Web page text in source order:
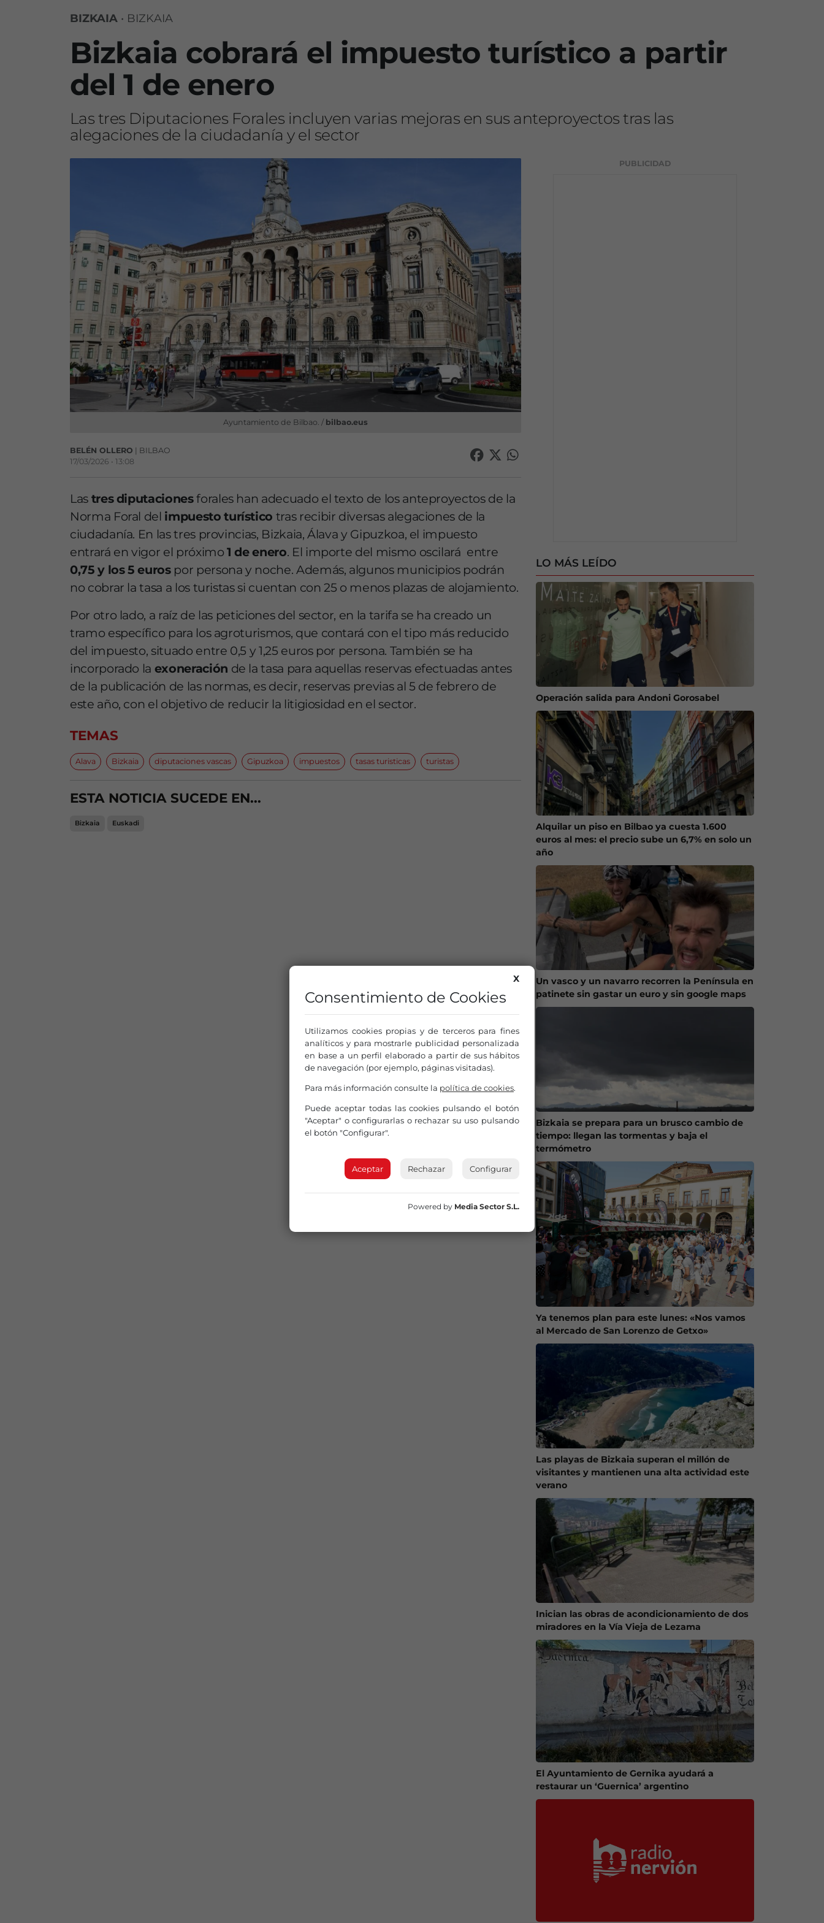
BIZKAIA • BIZKAIA
Bizkaia cobrará el impuesto turístico a partir
del 1 de enero
Las tres Diputaciones Forales incluyen varias mejoras en sus anteproyectos tras las
alegaciones de la ciudadanía y el sector
Ayuntamiento de Bilbao. / bilbao.eus
BELÉN OLLERO | BILBAO
17/03/2026 • 13:08
Las tres diputacionesforales han adecuado el texto de los anteproyectos de la
Norma Foral del impuesto turístico tras recibir diversas alegaciones de la
ciudadanía. En las tres provincias, Bizkaia, Álava y Gipuzkoa, el impuesto
entrará en vigor el próximo1 de enero. El importe del mismo oscilará entre
0,75 y los 5 eurospor persona y noche. Además, algunos municipios podrán
no cobrar la tasa a los turistas si cuentan con 25 o menos plazas de alojamiento.
Por otro lado, a raíz de las peticiones del sector, en la tarifa se ha creado un
tramo específico para los agroturismos, que contará con el tipo más reducido
del impuesto, situado entre 0,5 y 1,25 euros por persona. También se ha
incorporado la exoneración de la tasa para aquellas reservas efectuadas antes
de la publicación de las normas, es decir, reservas previas al 5 de febrero de
este año, con el objetivo de reducir la litigiosidad en el sector.
TEMAS
Alava Bizkaia diputaciones vascas Gipuzkoa impuestos tasas turisticas turistas
ESTA NOTICIA SUCEDE EN...
Bizkaia Euskadi
PUBLICIDAD
LO MÁS LEÍDO
Operación salida para Andoni Gorosabel
Alquilar un piso en Bilbao ya cuesta 1.600
euros al mes: el precio sube un 6,7% en solo un
año
Un vasco y un navarro recorren la Península en
patinete sin gastar un euro y sin google maps
Bizkaia se prepara para un brusco cambio de
tiempo: llegan las tormentas y baja el
termómetro
Ya tenemos plan para este lunes: «Nos vamos
al Mercado de San Lorenzo de Getxo»
Las playas de Bizkaia superan el millón de
visitantes y mantienen una alta actividad este
verano
Inician las obras de acondicionamiento de dos
miradores en la Vía Vieja de Lezama
El Ayuntamiento de Gernika ayudará a
restaurar un ‘Guernica’ argentino
X
Consentimiento de Cookies
Utilizamos cookies propias y de terceros para fines
analíticos y para mostrarle publicidad personalizada
en base a un perfil elaborado a partir de sus hábitos
de navegación (por ejemplo, páginas visitadas).
Para más información consulte la política de cookies.
Puede aceptar todas las cookies pulsando el botón
"Aceptar" o configurarlas o rechazar su uso pulsando
el botón "Configurar".
Aceptar Rechazar Configurar
Powered by Media Sector S.L.